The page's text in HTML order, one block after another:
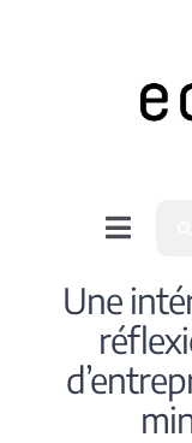
Accueil
Qui
Une